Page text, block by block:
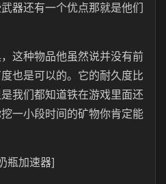
器还有一个优点那就是他们
这种物品他虽然说并没有前
也是可以的。它的耐久度比
我们都知道铁在游戏里面还
一小段时间的矿物你肯定能
瓶加速器]